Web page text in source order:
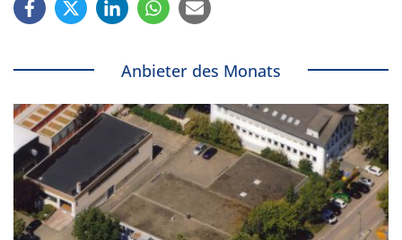
Anbieter des Monats